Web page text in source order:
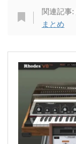
関連記事:
まとめ